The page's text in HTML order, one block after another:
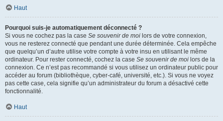
Haut
Pourquoi suis-je automatiquement déconnecté ?
Si vous ne cochez pas la case Se souvenir de moi lors de votre connexion,
vous ne resterez connecté que pendant une durée déterminée. Cela empêche
que quelqu’un d’autre utilise votre compte à votre insu en utilisant le même
ordinateur. Pour rester connecté, cochez la case Se souvenir de moi lors de la
connexion. Ce n’est pas recommandé si vous utilisez un ordinateur public pour
accéder au forum (bibliothèque, cyber-café, université, etc.). Si vous ne voyez
pas cette case, cela signifie qu’un administrateur du forum a désactivé cette
fonctionnalité.
Haut